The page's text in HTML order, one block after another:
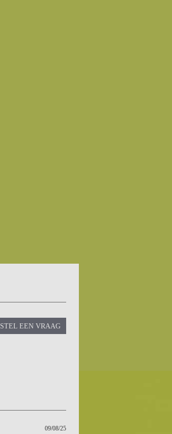
STEL EEN VRAAG
09/08/25